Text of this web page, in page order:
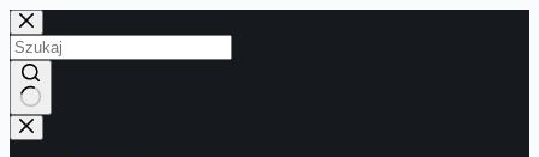
Przejdź
do
treści
Brak
wyników